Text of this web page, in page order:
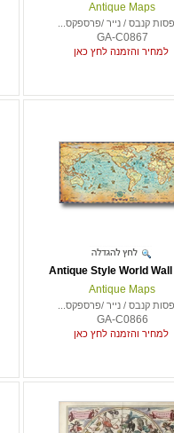
Antique Maps
קנבס / נייר /פרספקס...
GA-C0867
למחיר והזמנה לחץ כאן
Antique Style World Wall
Antique Maps
קנבס / נייר /פרספקס...
GA-C0866
למחיר והזמנה לחץ כאן